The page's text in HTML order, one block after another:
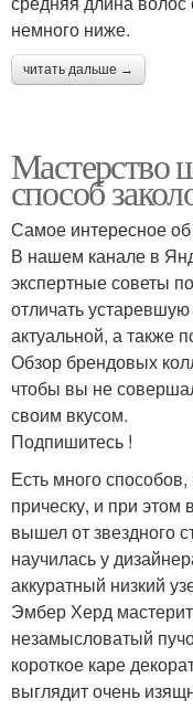
немного ниже.
читать дальше →
Мастерство
способ
Самое интересное
В нашем канале в
экспертные советы
отличать
актуальной, а также
Обзор брендовых
чтобы вы не
своим вкусом.
Подпишитесь !
Есть много
прическу, и при этом
вышел от звездного
научилась у
аккуратный низкий
Эмбер Херд
незамысловатый
короткое каре
выглядит очень